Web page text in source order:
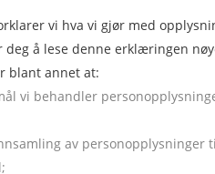
vi hva vi gjør med
deg å lese denne erklæringen
blant annet at:
vi behandler
av personopplysninger